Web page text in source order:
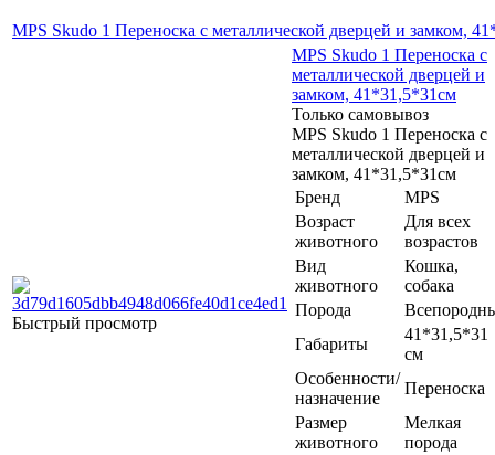
MPS Skudo 1 Переноска с металлической дверцей и замком,
Быстрый просмотр
MPS Skudo 1 Переноска с
металлической дверцей и
замком, 41*31,5*31см
Только самовывоз
MPS Skudo 1 Переноска с
металлической дверцей и
замком, 41*31,5*31см
Бренд
MPS
Возраст
животного
Для всех
возрастов
Вид
животного
Кошка,
собака
Порода
Габариты
41*31,5*31
см
Особенности/
назначение
Переноска
Размер
животного
Мелкая
порода